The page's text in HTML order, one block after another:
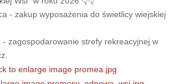
- zakup wyposażenia do świetlicy wiejskiej
- zagospodarowanie strefy rekreacyjnej w